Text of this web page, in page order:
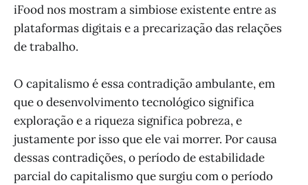
iFood nos mostram a simbiose existente entre as
plataformas digitais e a precarização das relações
de trabalho.
O capitalismo é essa contradição ambulante, em
que o desenvolvimento tecnológico significa
exploração e a riqueza significa pobreza, e
justamente por isso que ele vai morrer. Por causa
dessas contradições, o período de estabilidade
parcial do capitalismo que surgiu com o período